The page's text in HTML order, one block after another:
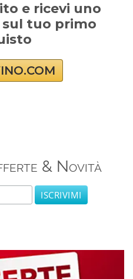
e ricevi uno
sul tuo primo
& Novità